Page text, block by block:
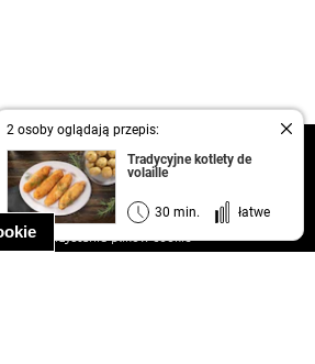
2 osoby oglądają przepis:
Tradycyjne kotlety de
volaille
30 min. łatwe
kontakt
regulamin
o prywatności
o wykorzystaniu plików cookie